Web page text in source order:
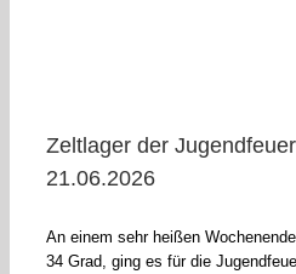
Zeltlager der
21.06.2026
An einem sehr heißen
34 Grad, ging es für die